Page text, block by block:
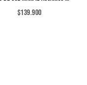
$139.900